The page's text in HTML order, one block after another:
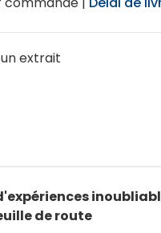
extrait
de route